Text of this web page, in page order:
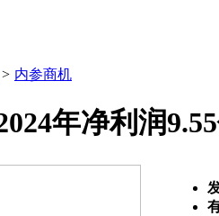
> 内参商机
年净利润